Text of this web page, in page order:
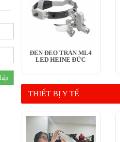
ĐÈN ĐEO TRÁN ML4
LED HEINE ĐỨC
THIẾT BỊ Y TẾ